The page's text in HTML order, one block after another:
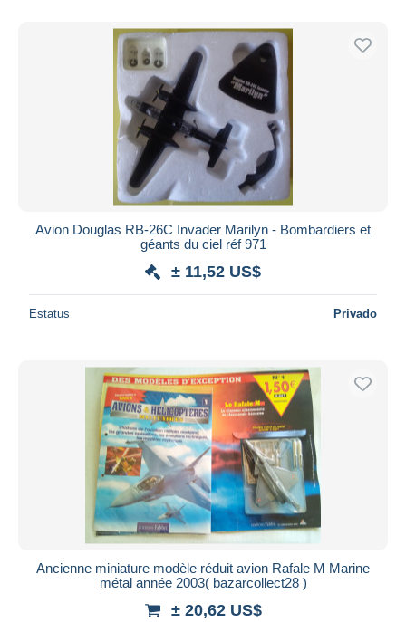
Sólo con descuento
Envío gratis
Métodos de pago
PayPal
Transferencia bancaria
Visa
Mastercard
Bancontact
iDeal
Maestro
Residencia del vendedor
Aplicar
Avion Douglas RB-26C Invader Marilyn - Bombardiers et
géants du ciel réf 971
± 11,52 US$
Estatus Privado
Ancienne miniature modèle réduit avion Rafale M Marine
métal année 2003( bazarcollect28 )
± 20,62 US$